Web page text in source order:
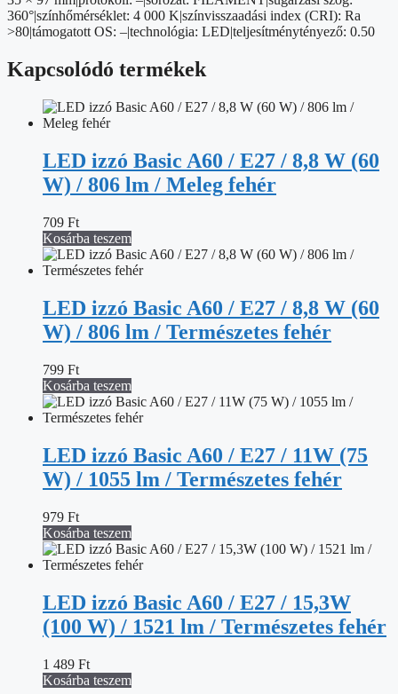
360°|színhőmérséklet: 4 000 K|színvisszaadási index (CRI): Ra
>80|támogatott OS: –|technológia: LED|teljesítménytényező: 0.50
Kapcsolódó termékek
LED izzó Basic A60 / E27 / 8,8 W (60
W) / 806 lm / Meleg fehér
709 Ft
Kosárba teszem
LED izzó Basic A60 / E27 / 8,8 W (60
W) / 806 lm / Természetes fehér
799 Ft
Kosárba teszem
LED izzó Basic A60 / E27 / 11W (75
W) / 1055 lm / Természetes fehér
979 Ft
Kosárba teszem
LED izzó Basic A60 / E27 / 15,3W
(100 W) / 1521 lm / Természetes fehér
1 489 Ft
Kosárba teszem